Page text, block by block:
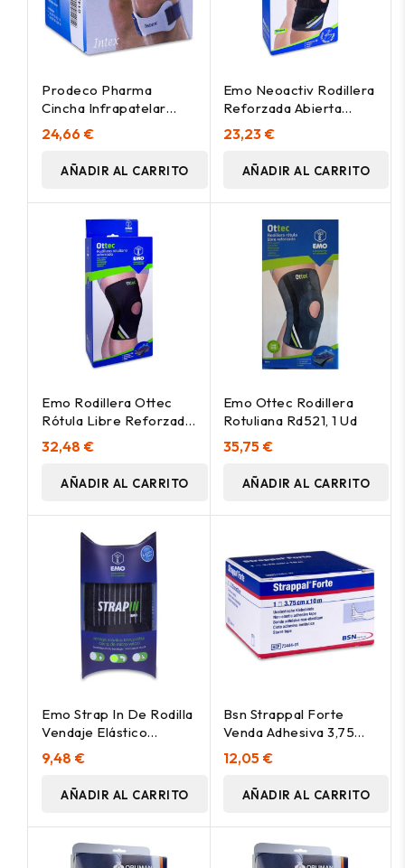
Prodeco Pharma
Cincha Infrapatelar
Gris Talla Unica 1Ud
24,66 €
AÑADIR AL CARRITO
Emo Neoactiv Rodillera
Reforzada Abierta
Negra, 1 Ud
23,23 €
AÑADIR AL CARRITO
Emo Rodillera Ottec
Rótula Libre Reforzada
Txl 1Ud
32,48 €
AÑADIR AL CARRITO
Emo Ottec Rodillera
Rotuliana Rd521, 1 Ud
35,75 €
AÑADIR AL CARRITO
Emo Strap In De Rodilla
Vendaje Elástico
Traspirable Con Velcro
9,48 €
AÑADIR AL CARRITO
Bsn Strappal Forte
Venda Adhesiva 3,75
Cm X 10 M, 1 Rollo
12,05 €
AÑADIR AL CARRITO